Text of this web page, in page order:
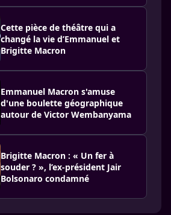
Cette pièce de théâtre qui a
changé la vie d’Emmanuel et
Brigitte Macron
Emmanuel Macron s'amuse
d'une boulette géographique
autour de Victor Wembanyama
Brigitte Macron : « Un fer à
souder ? », l’ex-président Jair
Bolsonaro condamné